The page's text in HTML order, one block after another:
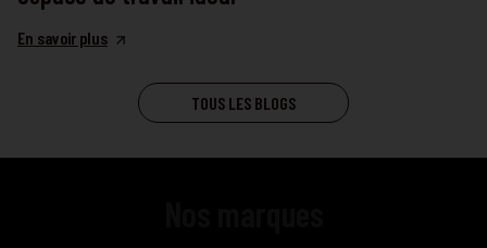
En savoir plus
TOUS LES BLOGS